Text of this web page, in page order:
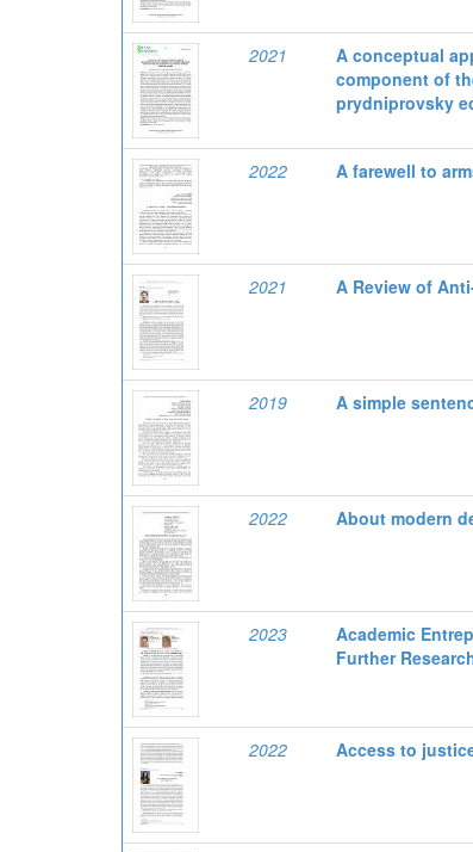
2021
A conceptual
component of
prydniprovsky
2022 A farewell to
2021 A Review of
2019 A simple
2022 About modern
2023
Academic
Further
2022 Access to